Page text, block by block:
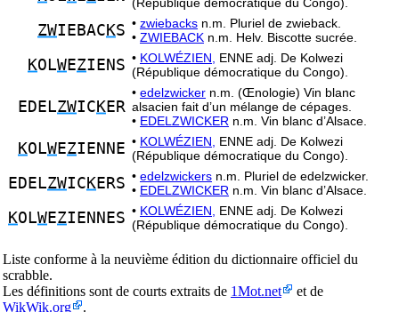
ZWIEBAC KS • zwiebacks n.m. Pluriel de zwieback.
• ZWIEBACK n.m. Helv. Biscotte sucrée.
KOLWEZIENS • KOLWÉZIEN,
ENNE adj. De Kolwezi
(République démocratique du Congo).
EDELZWIC KER
• edelzwicker n.m. (Œnologie) Vin blanc
alsacien fait d’un mélange de cépages.
• EDELZWICKER n.m. Vin blanc d’Alsace.
KOLWEZIENNE • KOLWÉZIEN,
ENNE adj. De Kolwezi
(République démocratique du Congo).
EDELZWIC KERS • edelzwickers n.m. Pluriel de edelzwicker.
• EDELZWICKER n.m. Vin blanc d’Alsace.
KOLWEZIENNES • KOLWÉZIEN,
ENNE adj. De Kolwezi
(République démocratique du Congo).
Liste conforme à la neuvième édition du dictionnaire officiel du
scrabble.
Les définitions sont de courts extraits de 1Mot.net
et de
WikWik.org
.